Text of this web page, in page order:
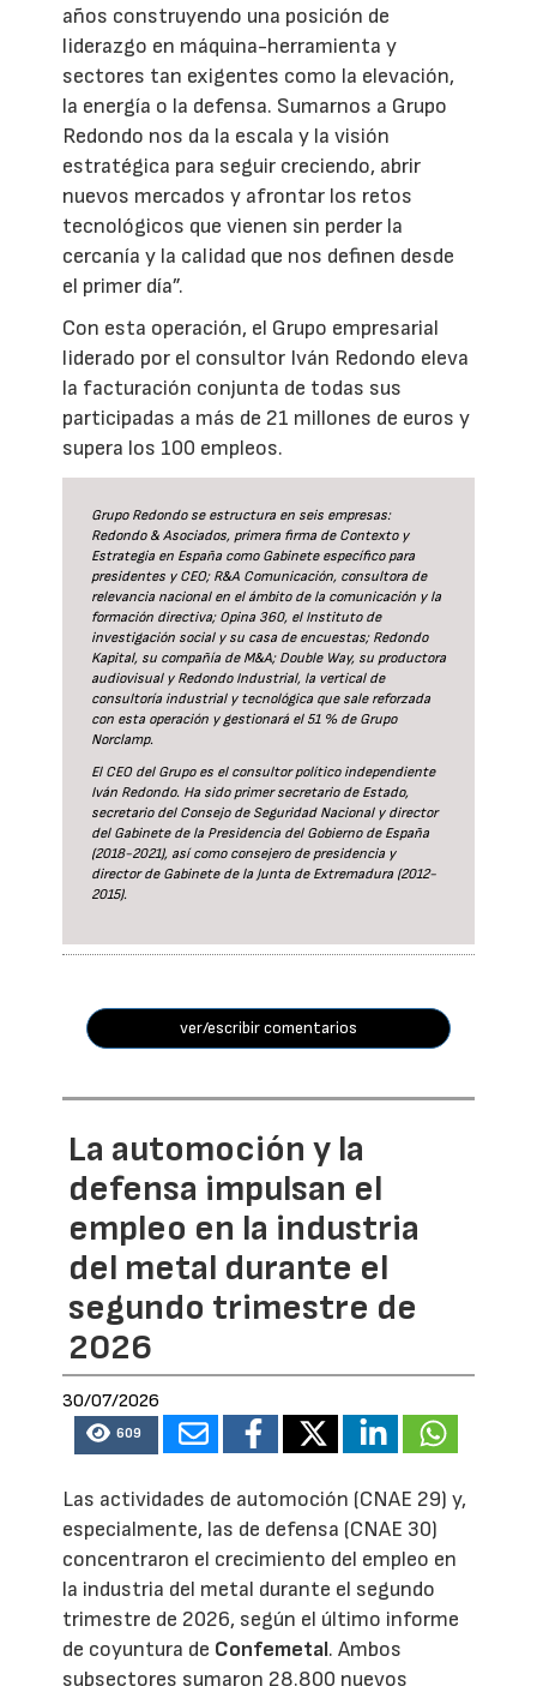
años construyendo una posición de
liderazgo en máquina-herramienta y
sectores tan exigentes como la elevación,
la energía o la defensa. Sumarnos a Grupo
Redondo nos da la escala y la visión
estratégica para seguir creciendo, abrir
nuevos mercados y afrontar los retos
tecnológicos que vienen sin perder la
cercanía y la calidad que nos definen desde
el primer día”.
Con esta operación, el Grupo empresarial
liderado por el consultor Iván Redondo eleva
la facturación conjunta de todas sus
participadas a más de 21 millones de euros y
supera los 100 empleos.
Grupo Redondo se estructura en seis empresas:
Redondo & Asociados, primera firma de Contexto y
Estrategia en España como Gabinete específico para
presidentes y CEO; R&A Comunicación, consultora de
relevancia nacional en el ámbito de la comunicación y la
formación directiva; Opina 360, el Instituto de
investigación social y su casa de encuestas; Redondo
Kapital, su compañía de M&A; Double Way, su productora
audiovisual y Redondo Industrial, la vertical de
consultoría industrial y tecnológica que sale reforzada
con esta operación y gestionará el 51 % de Grupo
Norclamp.
El CEO del Grupo es el consultor político independiente
Iván Redondo. Ha sido primer secretario de Estado,
secretario del Consejo de Seguridad Nacional y director
del Gabinete de la Presidencia del Gobierno de España
(2018-2021), así como consejero de presidencia y
director de Gabinete de la Junta de Extremadura (2012-
2015).
ver/escribir comentarios
La automoción y la
defensa impulsan el
empleo en la industria
del metal durante el
segundo trimestre de
2026
30/07/2026
609
Las actividades de automoción (CNAE 29) y,
especialmente, las de defensa (CNAE 30)
concentraron el crecimiento del empleo en
la industria del metal durante el segundo
trimestre de 2026, según el último informe
de coyuntura de Confemetal. Ambos
subsectores sumaron 28.800 nuevos